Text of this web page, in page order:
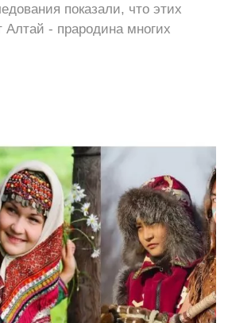
показали, что этих
- прародина многих